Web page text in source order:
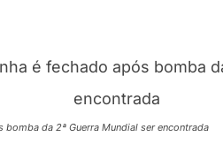
da 2ª Guerra Mundial ser encontrada